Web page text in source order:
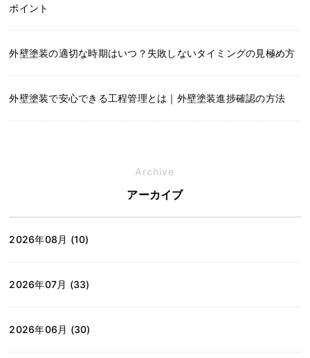
ポイント
外壁塗装の適切な時期はいつ？失敗しないタイミングの見極め方
外壁塗装で安心できる工程管理とは｜外壁塗装進捗確認の方法
Archive
アーカイブ
2026年08月 (10)
2026年07月 (33)
2026年06月 (30)